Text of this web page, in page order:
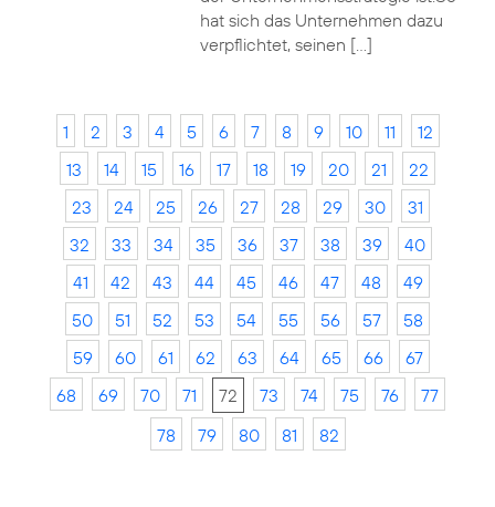
hat sich das Unternehmen dazu
verpflichtet, seinen […]
1 2 3 4 5 6 7 8 9 10 11
12
13
14 15 16 17 18 19 20 21
22
23
24 25 26 27 28 29 30
31
32
33 34 35 36 37 38 39
40
41
42 43 44 45 46 47 48
49
50
51 52 53 54 55 56 57
58
59
60 61 62 63 64 65 66
67
68
69 70 71 72 73 74 75 76
77
78
79 80 81 82